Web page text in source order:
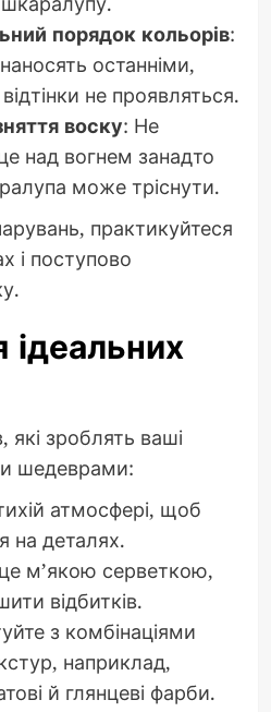
порядок кольорів:
останніми,
відтінки не проявляться.
воску: Не
над вогнем занадто
може тріснути.
практикуйтеся
і поступово
які зроблять ваші
шедеврами:
атмосфері, щоб
на деталях.
м’якою серветкою,
відбитків.
з комбінаціями
наприклад,
й глянцеві фарби.